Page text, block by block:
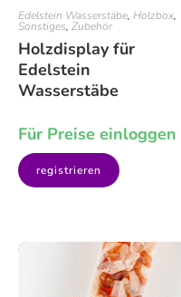
Edelstein Wasserstäbe, Holzbox,
Sonstiges, Zubehör
Holzdisplay für
Edelstein
Wasserstäbe
Für Preise einloggen
registrieren